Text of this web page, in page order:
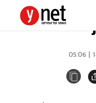
החלה ההצבעה